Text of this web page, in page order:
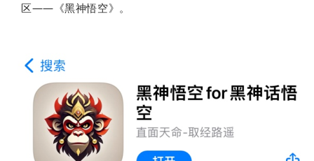
区——《黑神悟空》。